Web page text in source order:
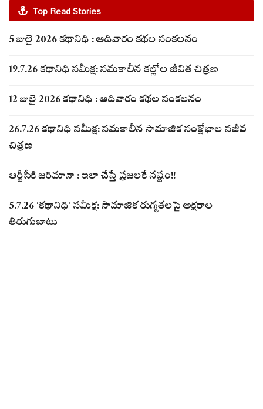
Top Read Stories
5 జులై 2026 కథానిధి : ఆదివారం కథల సంకలనం
19.7.26 కథానిధి సమీక్ష: సమకాలీన కల్లోల జీవిత చిత్రణ
12 జులై 2026 కథానిధి : ఆదివారం కథల సంకలనం
26.7.26 కథానిధి సమీక్ష: సమకాలీన సామాజిక సంక్షోభాల సజీవ
చిత్రణ
ఆర్టీసీకి జరిమానా : ఇలా చేస్తే ప్రజలకే నష్టం!!
5.7.26 ‘కథానిధి’ సమీక్ష: సామాజిక రుగ్మతలపై అక్షరాల
తిరుగుబాటు